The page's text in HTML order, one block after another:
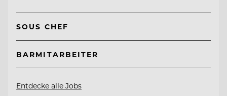
SOUS CHEF
BARMITARBEITER
Entdecke alle Jobs